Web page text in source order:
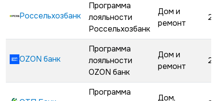
Россельхозбанк
Программа
лояльности
Россельхозбанк
Дом и
ремонт
OZON банк
Программа
лояльности
OZON банк
Дом и
ремонт
Программа
Дом,